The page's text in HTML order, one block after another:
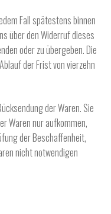
Fall spätestens binnen
über den Widerruf dieses
oder zu übergeben. Die
der Frist von vierzehn
der Waren. Sie
Waren nur aufkommen,
der Beschaffenheit,
nicht notwendigen